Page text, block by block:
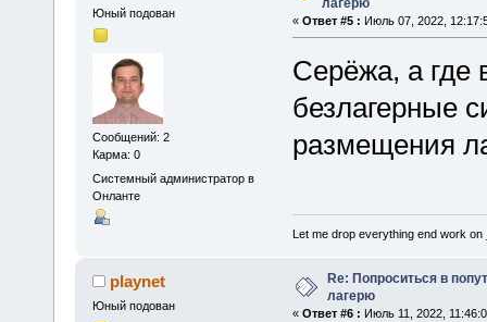
Юный подован
Сообщений: 2
Карма: 0
Системный администратор в
Онланте
лагерю
« Ответ #5 : Июль 07, 2022,
Серёжа, а где
безлагерные
размещения
Let me drop everything end work
playnet
Юный подован
Re: Попроситься в
лагерю
« Ответ #6 : Июль 11, 2022,